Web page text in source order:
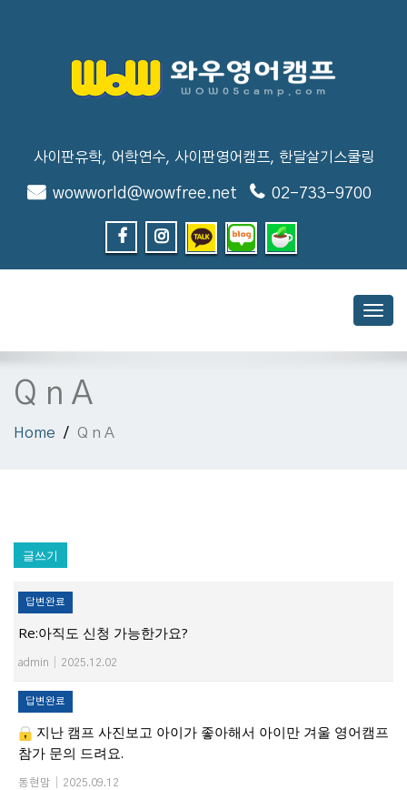
사이판유학, 어학연수, 사이판영어캠프, 한달살기스쿨링
wowworld@wowfree.net 02-733-9700
Q n A
Home Q n A
글쓰기
답변완료
Re:아직도 신청 가능한가요?
admin 2025.12.02
답변완료
지난 캠프 사진보고 아이가 좋아해서 아이만 겨울 영어캠프
참가 문의 드려요.
동현맘 2025.09.12